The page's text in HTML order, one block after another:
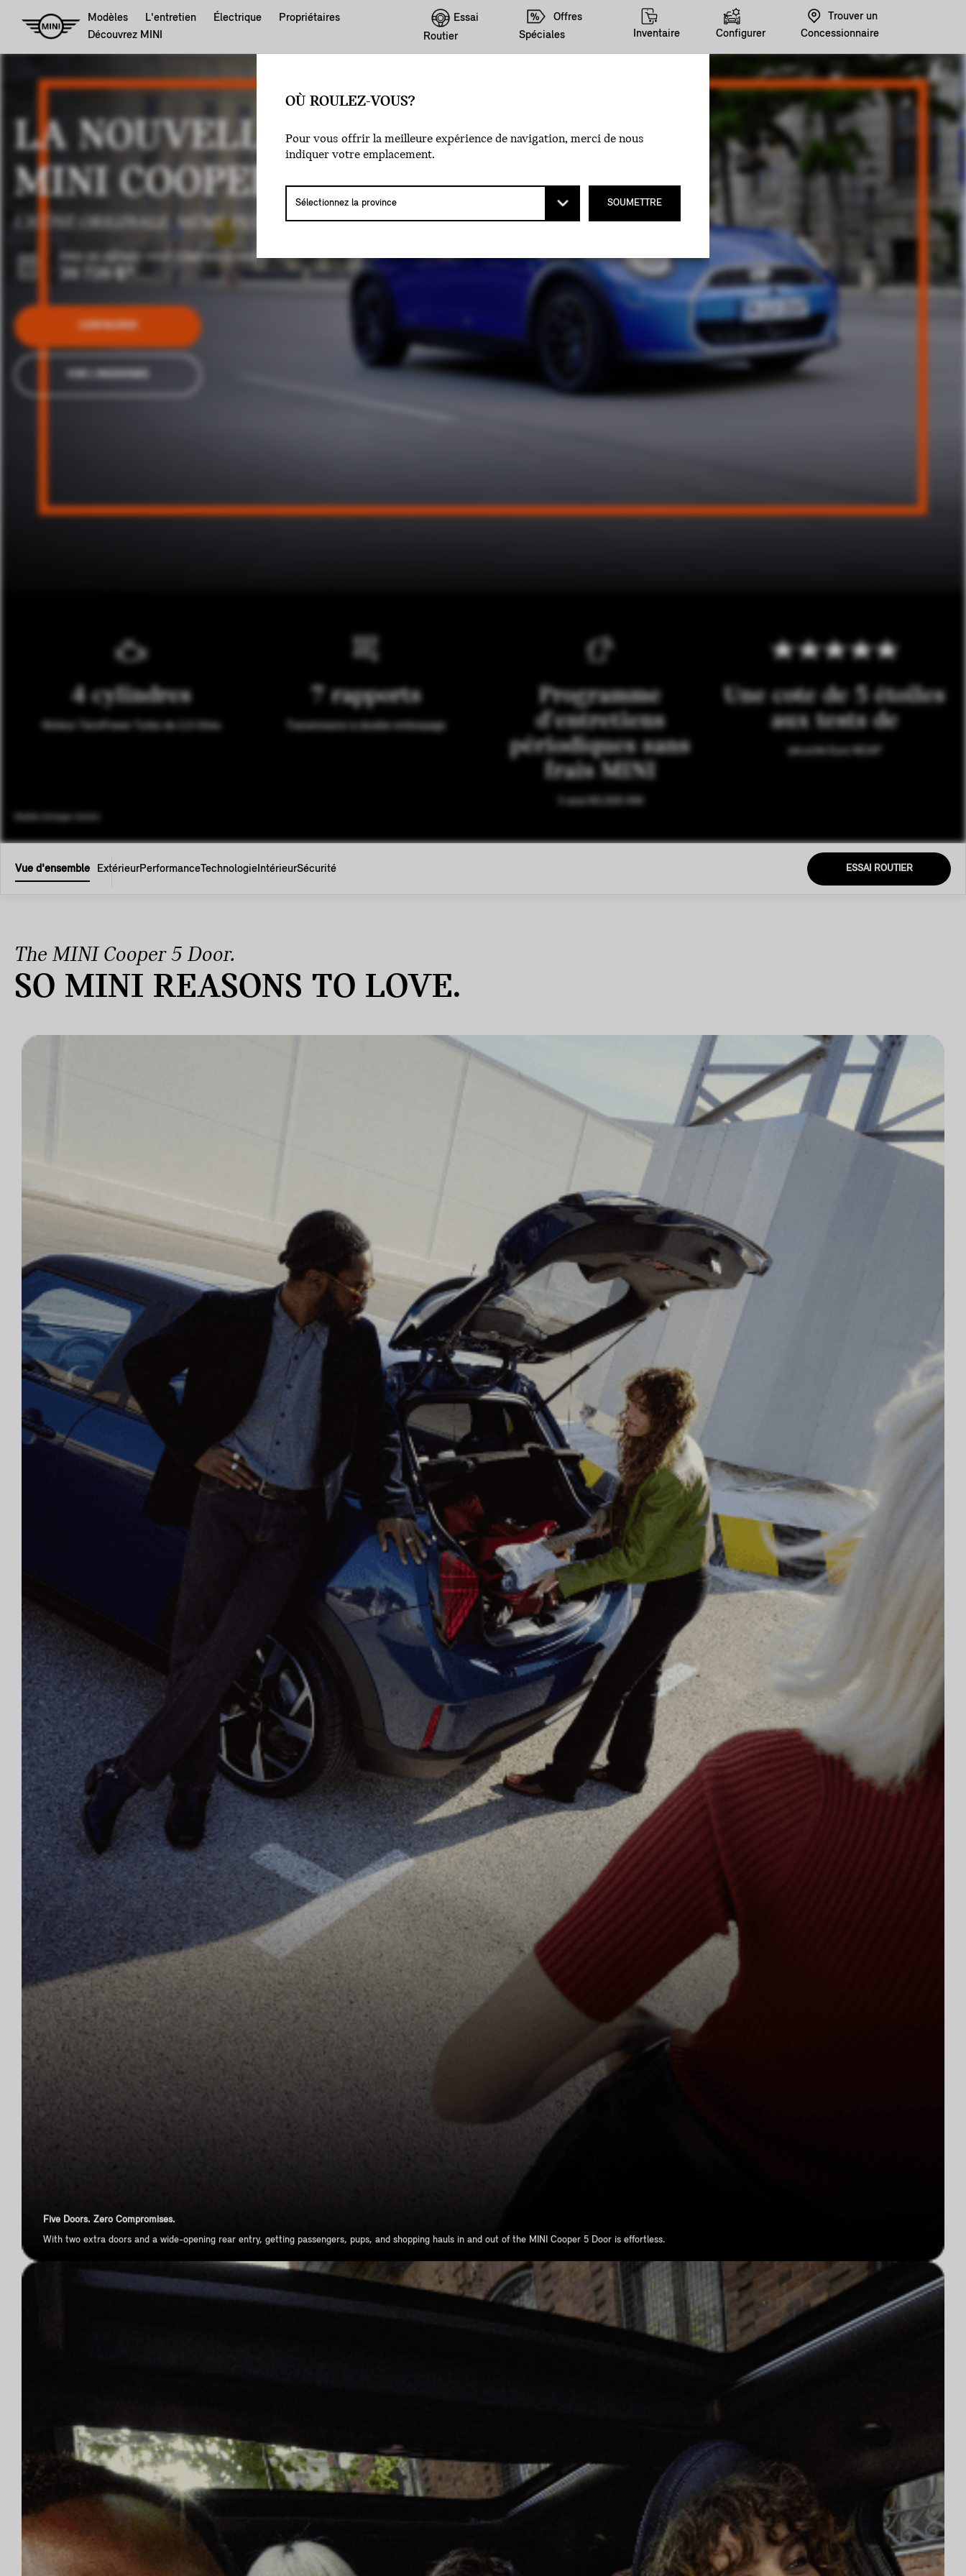
Modèles L'entretien Électrique
Propriétaires
Découvrez MINI
Essai
Routier
Offres
Spéciales
Inventaire Configurer
Trouver un
Concessionnaire
LA NOUVELLE
MINI COOPER 5 PORTES.
L'ICÔNE ORIGINALE. MÊME PUISSANCE, PLUS DE PLACE.
PRIX DE DÉPART TOUT COMPRIS A PARTIR DE :
39 726 $*
CONFIGURER
VOIR L'INVENTAIRE
4 cylindres
Moteur TwinPower Turbo de 2,0 litres
7 rapports
Transmission à double embrayage
Programme
d'entretiens
périodiques sans
frais MINI
3 ans/40,000 KM
Une cote de 5 étoiles
aux tests de
sécurité Euro NCAP
Vue d'ensemble ExtérieurPerformanceTechnologie IntérieurSécurité ESSAI ROUTIER
The MINI Cooper 5 Door.
SO MINI REASONS TO LOVE.
Five Doors. Zero Compromises.
With two extra doors and a wide-opening rear entry, getting passengers, pups, and shopping hauls in and out of the MINI Cooper 5 Door is effortless.
OÙ ROULEZ-VOUS?
Pour vous offrir la meilleure expérience de navigation, merci de nous
indiquer votre emplacement.
SOUMETTRE